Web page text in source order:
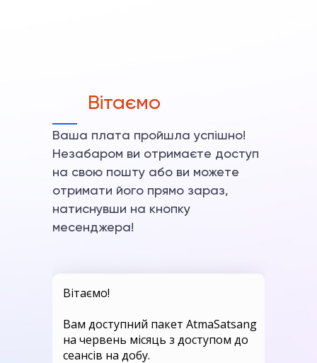
Вітаємо
Ваша плата пройшла успішно!
Незабаром ви отримаєте доступ
на свою пошту або ви можете
отримати його прямо зараз,
натиснувши на кнопку
месенджера!